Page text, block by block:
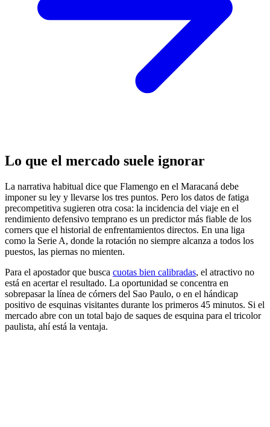
Lo que el mercado suele ignorar
La narrativa habitual dice que Flamengo en el Maracaná debe
imponer su ley y llevarse los tres puntos. Pero los datos de fatiga
precompetitiva sugieren otra cosa: la incidencia del viaje en el
rendimiento defensivo temprano es un predictor más fiable de los
corners que el historial de enfrentamientos directos. En una liga
como la Serie A, donde la rotación no siempre alcanza a todos los
puestos, las piernas no mienten.
Para el apostador que busca cuotas bien calibradas, el atractivo no
está en acertar el resultado. La oportunidad se concentra en
sobrepasar la línea de córners del Sao Paulo, o en el hándicap
positivo de esquinas visitantes durante los primeros 45 minutos. Si el
mercado abre con un total bajo de saques de esquina para el tricolor
paulista, ahí está la ventaja.